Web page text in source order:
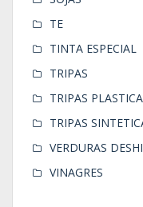
TE
TINTA ESPECIAL
TRIPAS
TRIPAS
TRIPAS
VERDURAS
VINAGRES